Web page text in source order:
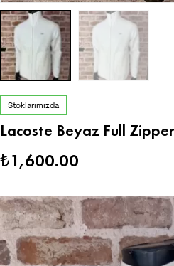
Stoklarımızda
Lacoste Beyaz Full
₺1,600.00
Video
oynatıcı